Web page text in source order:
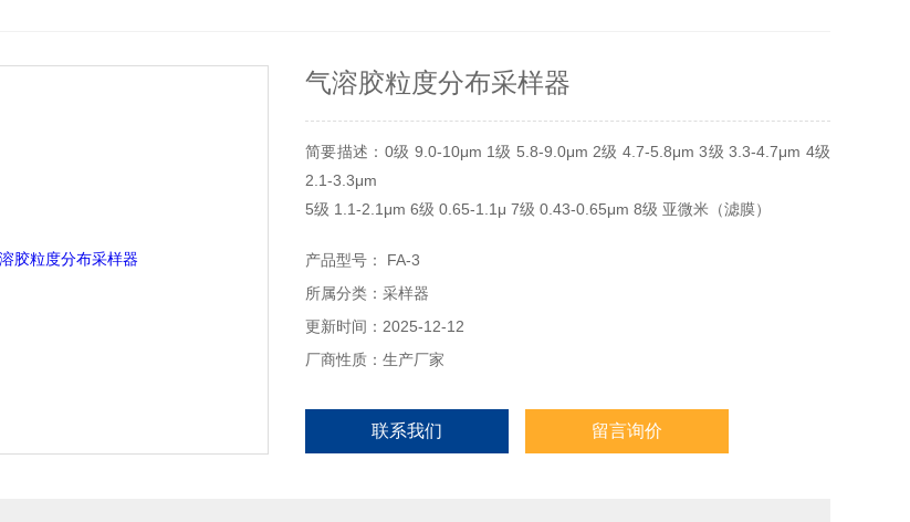
气溶胶粒度分布采样器
简要描述：0级 9.0-10μm 1级 5.8-9.0μm 2级 4.7-5.8μm 3级 3.3-4.7μm 4级
2.1-3.3μm
5级 1.1-2.1μm 6级 0.65-1.1μ 7级 0.43-0.65μm 8级 亚微米（滤膜）
产品型号： FA-3
所属分类：采样器
更新时间：2025-12-12
厂商性质：生产厂家
联系我们 留言询价